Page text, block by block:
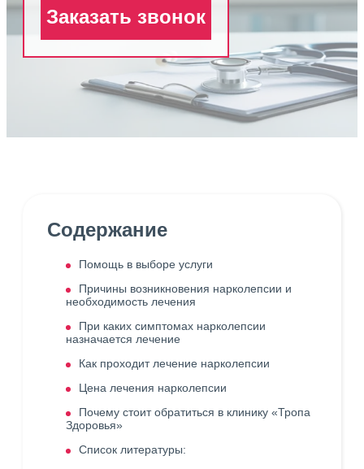
Заказать звонок
Содержание
Помощь в выборе услуги
Причины возникновения нарколепсии и
необходимость лечения
При каких симптомах нарколепсии
назначается лечение
Как проходит лечение нарколепсии
Цена лечения нарколепсии
Почему стоит обратиться в клинику «Тропа
Здоровья»
Список литературы: